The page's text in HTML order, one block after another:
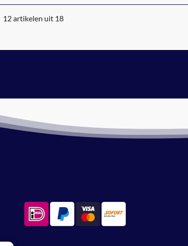
12 artikelen uit 18